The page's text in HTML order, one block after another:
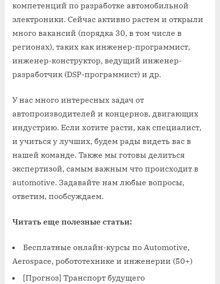
компетенций по разработке автомобильной
электроники. Сейчас активно растем и открыли
много вакансий (порядка 30, в том числе в
регионах), таких как инженер-программист,
инженер-конструктор, ведущий инженер-
разработчик (DSP-программист) и др.
У нас много интересных задач от
автопроизводителей и концернов, двигающих
индустрию. Если хотите расти, как специалист,
и учиться у лучших, будем рады видеть вас в
нашей команде. Также мы готовы делиться
экспертизой, самым важным что происходит в
automotive. Задавайте нам любые вопросы,
ответим, пообсуждаем.
Читать еще полезные статьи:
Бесплатные онлайн-курсы по Automotive,
Aerospace, робототехнике и инженерии (50+)
[Прогноз] Транспорт будущего